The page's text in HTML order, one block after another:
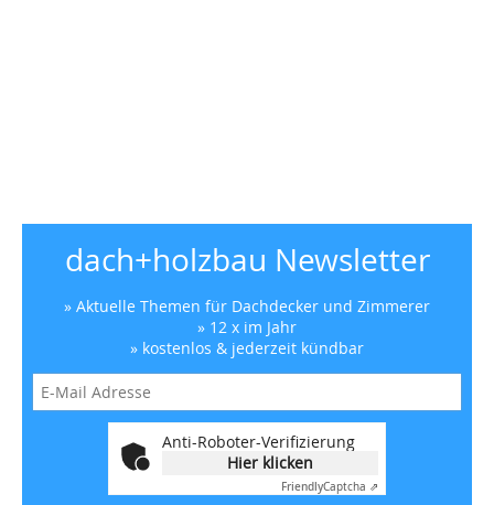
dach+holzbau Newsletter
» Aktuelle Themen für Dachdecker und Zimmerer
» 12 x im Jahr
» kostenlos & jederzeit kündbar
Anti-Roboter-Verifizierung
Hier klicken
FriendlyCaptcha ⇗